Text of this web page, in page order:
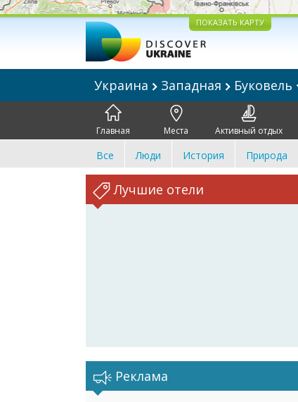
ПОКАЗАТЬ КАРТУ
Украина Западная Буковель
Главная Места Активный отдых
Все Люди История Природа
Лучшие отели
Реклама